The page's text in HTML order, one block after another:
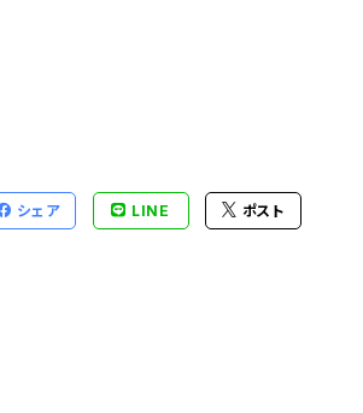
シェア LINE ポスト